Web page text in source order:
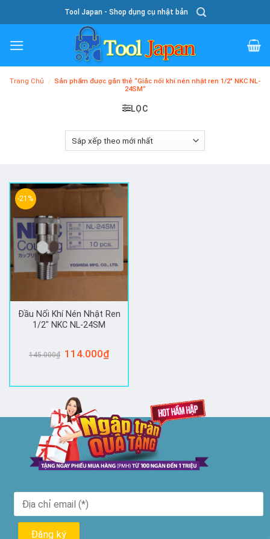
To
Content
Tool Japan - Shop dụng cụ nhật bản
Trang Chủ / Sản phẩm được gắn thẻ “Giắc nối khí nén nhật ren 1/2" NKC NL-
24SM”
LỌC
-21%
Đầu Nối Khí Nén Nhật Ren
1/2″ NKC NL-24SM
145.000₫ Giá
114.000₫Giá
114.000₫.